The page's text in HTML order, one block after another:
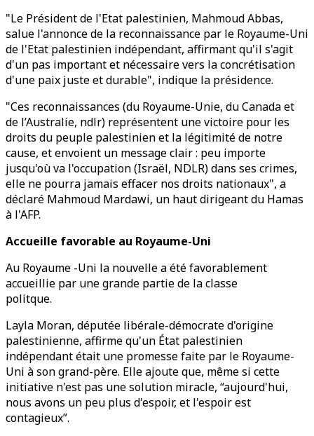
"Le Président de l'Etat palestinien, Mahmoud Abbas,
salue l'annonce de la reconnaissance par le Royaume-Uni
de l'Etat palestinien indépendant, affirmant qu'il s'agit
d'un pas important et nécessaire vers la concrétisation
d'une paix juste et durable", indique la présidence.
"Ces reconnaissances (du Royaume-Unie, du Canada et
de l’Australie, ndlr) représentent une victoire pour les
droits du peuple palestinien et la légitimité de notre
cause, et envoient un message clair : peu importe
jusqu'où va l'occupation (Israël, NDLR) dans ses crimes,
elle ne pourra jamais effacer nos droits nationaux", a
déclaré Mahmoud Mardawi, un haut dirigeant du Hamas
à l'AFP.
Accueille favorable au Royaume-Uni
Au Royaume -Uni la nouvelle a été favorablement
accueillie par une grande partie de la classe
politque.
Layla Moran, députée libérale-démocrate d'origine
palestinienne, affirme qu'un État palestinien
indépendant était une promesse faite par le Royaume-
Uni à son grand-père. Elle ajoute que, même si cette
initiative n'est pas une solution miracle, “aujourd'hui,
nous avons un peu plus d'espoir, et l'espoir est
contagieux”.